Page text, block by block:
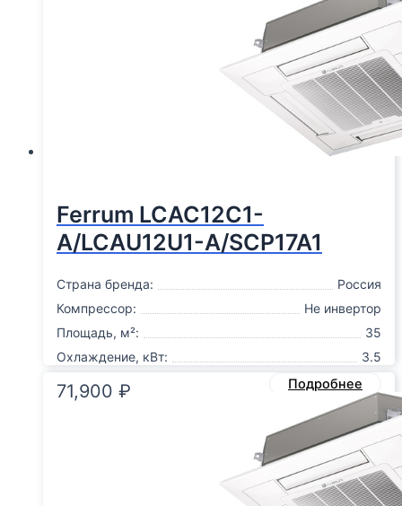
Ferrum LCAC12C1-
A/LCAU12U1-A/SCP17A1
Страна бренда:
Россия
Компрессор:
Не инвертор
Площадь, м²:
35
Охлаждение, кВт:
3.5
71,900 ₽ Подробнее